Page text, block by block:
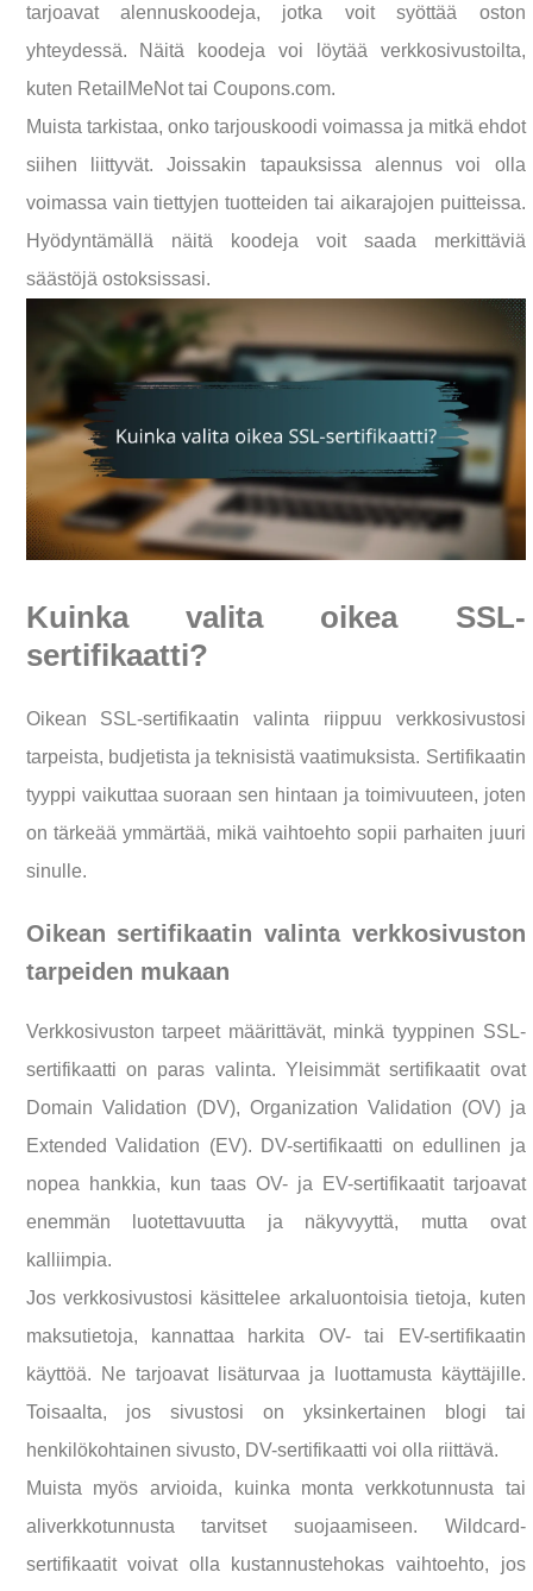
tarjoavat alennuskoodeja, jotka voit syöttää oston
yhteydessä. Näitä koodeja voi löytää verkkosivustoilta,
kuten RetailMeNot tai Coupons.com.
Muista tarkistaa, onko tarjouskoodi voimassa ja mitkä ehdot
siihen liittyvät. Joissakin tapauksissa alennus voi olla
voimassa vain tiettyjen tuotteiden tai aikarajojen puitteissa.
Hyödyntämällä näitä koodeja voit saada merkittäviä
säästöjä ostoksissasi.
Kuinka valita oikea SSL-
sertifikaatti?
Oikean SSL-sertifikaatin valinta riippuu verkkosivustosi
tarpeista, budjetista ja teknisistä vaatimuksista. Sertifikaatin
tyyppi vaikuttaa suoraan sen hintaan ja toimivuuteen, joten
on tärkeää ymmärtää, mikä vaihtoehto sopii parhaiten juuri
sinulle.
Oikean sertifikaatin valinta verkkosivuston
tarpeiden mukaan
Verkkosivuston tarpeet määrittävät, minkä tyyppinen SSL-
sertifikaatti on paras valinta. Yleisimmät sertifikaatit ovat
Domain Validation (DV), Organization Validation (OV) ja
Extended Validation (EV). DV-sertifikaatti on edullinen ja
nopea hankkia, kun taas OV- ja EV-sertifikaatit tarjoavat
enemmän luotettavuutta ja näkyvyyttä, mutta ovat
kalliimpia.
Jos verkkosivustosi käsittelee arkaluontoisia tietoja, kuten
maksutietoja, kannattaa harkita OV- tai EV-sertifikaatin
käyttöä. Ne tarjoavat lisäturvaa ja luottamusta käyttäjille.
Toisaalta, jos sivustosi on yksinkertainen blogi tai
henkilökohtainen sivusto, DV-sertifikaatti voi olla riittävä.
Muista myös arvioida, kuinka monta verkkotunnusta tai
aliverkkotunnusta tarvitset suojaamiseen. Wildcard-
sertifikaatit voivat olla kustannustehokas vaihtoehto, jos